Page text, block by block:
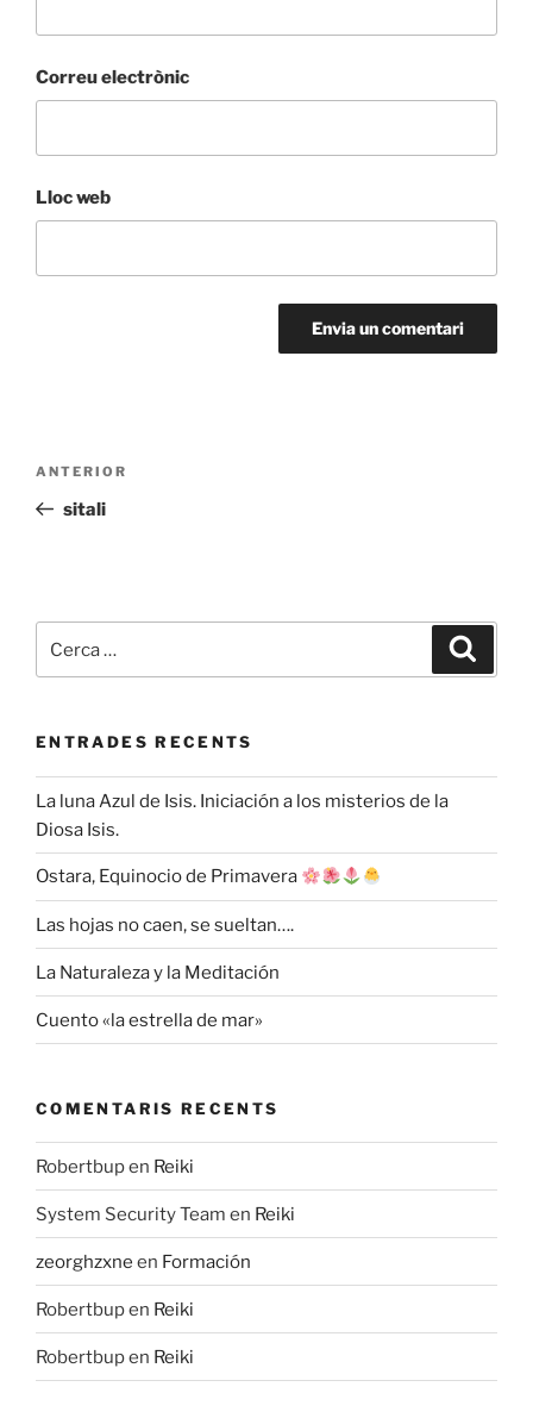
Correu electrònic
Lloc web
Entrada
anterior
ANTERIOR
sitali
ENTRADES RECENTS
La luna Azul de Isis. Iniciación a los misterios de la
Diosa Isis.
Ostara, Equinocio de Primavera
Las hojas no caen, se sueltan….
La Naturaleza y la Meditación
Cuento «la estrella de mar»
COMENTARIS RECENTS
Robertbupen Reiki
System Security Team en Reiki
zeorghzxne en Formación
Robertbupen Reiki
Robertbupen Reiki